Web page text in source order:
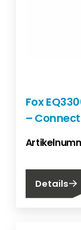
Fox
–
Details